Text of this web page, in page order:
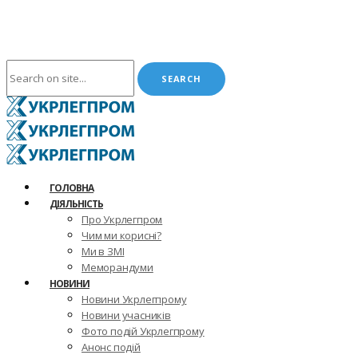
ГОЛОВНА
ДІЯЛЬНІСТЬ
Про Укрлегпром
Чим ми корисні?
Ми в ЗМІ
Меморандуми
НОВИНИ
Новини Укрлегпрому
Новини учасників
Фото подій Укрлегпрому
Анонс подій